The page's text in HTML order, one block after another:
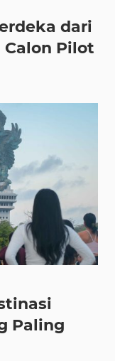
dari
Calon Pilot
Paling